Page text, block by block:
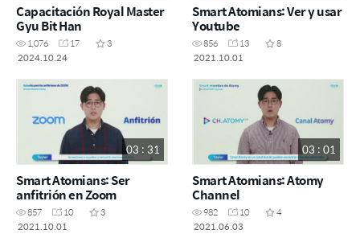
Capacitación Royal Master
Gyu Bit Han
1,076 17
3
2024.10.24
Smart Atomians: Ver y usar
Youtube
856 13
8
2021.10.01
03 : 31
Smart Atomians: Ser
anfitrión en Zoom
857 10
3
2021.10.01
03 : 01
Smart Atomians: Atomy
Channel
982 10
4
2021.06.03